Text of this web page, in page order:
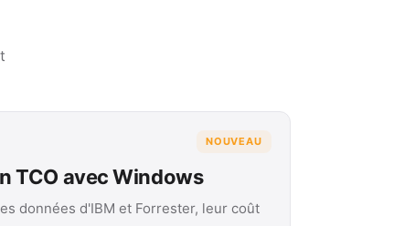
NOUVEAU
TCO avec Windows
données d'IBM et Forrester, leur coût